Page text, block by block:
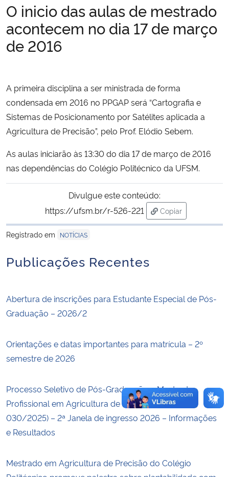
Ministério da Cidadania
Ministério da Saúde
Ministério da Ciência, Tecnologia, Inovações e Comunicações
Ministério do Meio Ambiente
Ministério do Desenvolvimento Regional
Controladoria-Geral da União
Ministério da Mulher, da Família e dos Direitos Humanos
Banco Central do Brasil
Planalto
O inicio das aulas de mestrado
acontecem no dia 17 de março
de 2016
A primeira disciplina a ser ministrada de forma
condensada em 2016 no PPGAP será “Cartografia e
Sistemas de Posicionamento por Satélites aplicada a
Agricultura de Precisão”, pelo Prof. Elódio Sebem.
As aulas iniciarão às 13:30 do dia 17 de março de 2016
nas dependências do Colégio Politécnico da UFSM.
Divulgue este conteúdo:
https://ufsm.br/r-526-221
Copiar
para área de
Registrado em
NOTÍCIAS
Publicações Recentes
Abertura de inscrições para Estudante Especial de Pós-
Graduação – 2026/2
Orientações e datas importantes para matrícula – 2º
semestre de 2026
Processo Seletivo de Pós-Graduação – Mestrado
Profissional em Agricultura de Precisão (Edital
030/2025) – 2ª Janela de ingresso 2026 – Informações
e Resultados
Mestrado em Agricultura de Precisão do Colégio